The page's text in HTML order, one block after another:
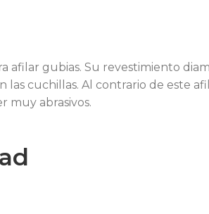
afilar gubias. Su revestimiento
cuchillas. Al contrario de este
muy abrasivos.